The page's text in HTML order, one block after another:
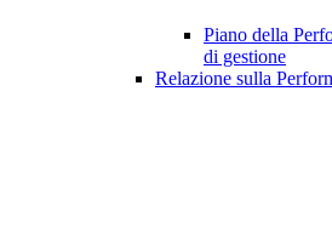
Piano della
di gestione
Relazione sulla